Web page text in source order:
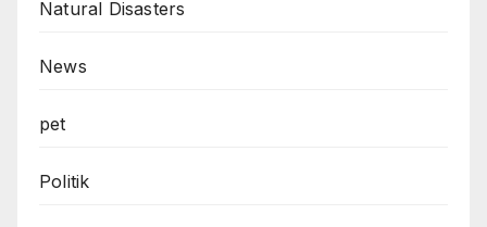
Natural Disasters
News
pet
Politik